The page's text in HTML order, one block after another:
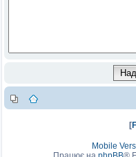
[
Mobile